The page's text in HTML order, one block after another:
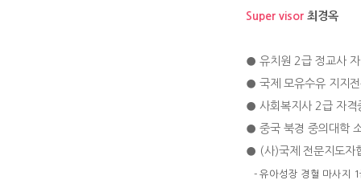
Super visor 최경옥
● 유치원 2급 정교사
● 국제 모유수유 지지
● 사회복지사 2급 자격
● 중국 북경 중의대학
● (사)국제 전문지도자
- 유아성장 경혈 마사지 1